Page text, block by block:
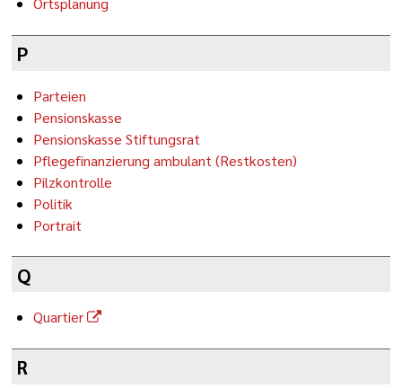
P
Parteien
Pensionskasse
Pensionskasse Stiftungsrat
Pflegefinanzierung ambulant (Restkosten)
Pilzkontrolle
Politik
Portrait
Q
Quartier
R